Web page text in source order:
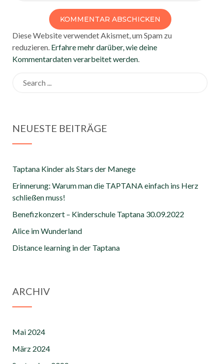
Diese Website verwendet Akismet, um Spam zu
reduzieren. Erfahre mehr darüber, wie deine
Kommentardaten verarbeitet werden.
NEUESTE BEITRÄGE
Taptana Kinder als Stars der Manege
Erinnerung: Warum man die TAPTANA einfach ins Herz
schließen muss!
Benefizkonzert – Kinderschule Taptana 30.09.2022
Alice im Wunderland
Distance learning in der Taptana
ARCHIV
Mai 2024
März 2024